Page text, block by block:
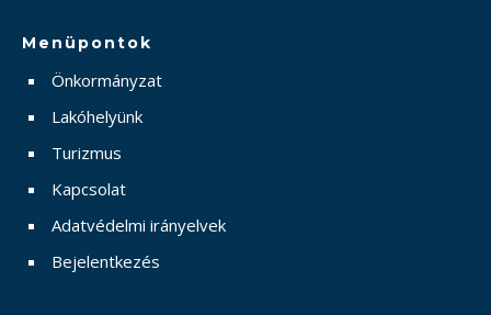
Menüpontok
Önkormányzat
Lakóhelyünk
Turizmus
Kapcsolat
Adatvédelmi irányelvek
Bejelentkezés